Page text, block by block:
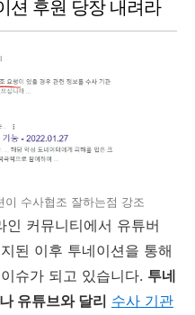
션 후원 당장 내려라
수사협조 잘하는점 강조
인 커뮤니티에서 유튜버
된 이후 투네이션을 통해
슈가 되고 있습니다. 투네
유튜브와 달리 수사 기관